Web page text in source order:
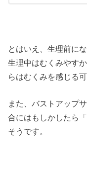
とはいえ、生理前に
生理中はむくみやす
らはむくみを感じる
また、バストアップ
合にはもしかしたら
そうです。